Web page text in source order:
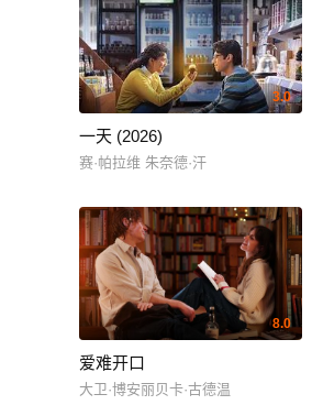
3.0
一天 (2026)
赛·帕拉维 朱奈德·汗
8.0
爱难开口
大卫·博安丽贝卡·古德温